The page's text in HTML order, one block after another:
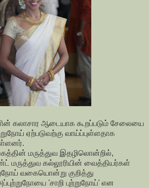
கலாசார ஆடையாக கூறப்படும் சேலையை
ஏற்படுவற்கு வாய்ப்புள்ளதாக
மருத்துவ இதழிலொன்றில்,
மருத்துவ கல்லூரியின் வைத்தியர்கள்
வகையொன்று குறித்து
'சாறி புற்றுநோய்' என